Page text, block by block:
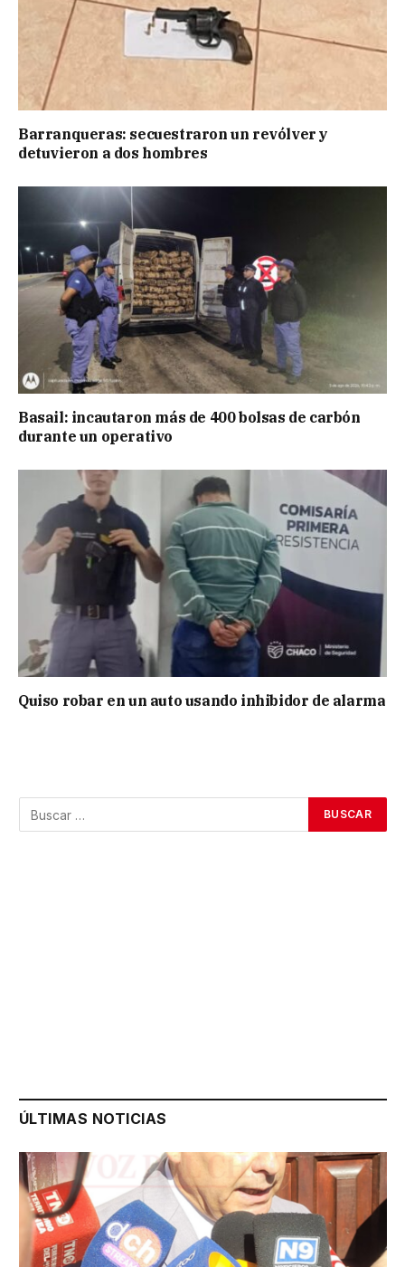
Barranqueras: secuestraron un revólver y
detuvieron a dos hombres
Basail: incautaron más de 400 bolsas de carbón
durante un operativo
Quiso robar en un auto usando inhibidor de alarma
ÚLTIMAS NOTICIAS